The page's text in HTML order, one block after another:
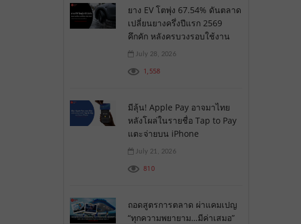
ยาง EV โตพุ่ง 67.54% ดันตลาด
เปลี่ยนยางครึ่งปีแรก 2569
คึกคัก หลังครบวงรอบใช้งาน
July 28, 2026
1,558
มีลุ้น! Apple Pay อาจมาไทย
หลังโผล่ในรายชื่อ Tap to Pay
แตะจ่ายบน iPhone
July 21, 2026
810
ถอดสูตรการตลาด ผ่าแคมเปญ
“ทุกความพยายาม…มีค่าเสมอ”